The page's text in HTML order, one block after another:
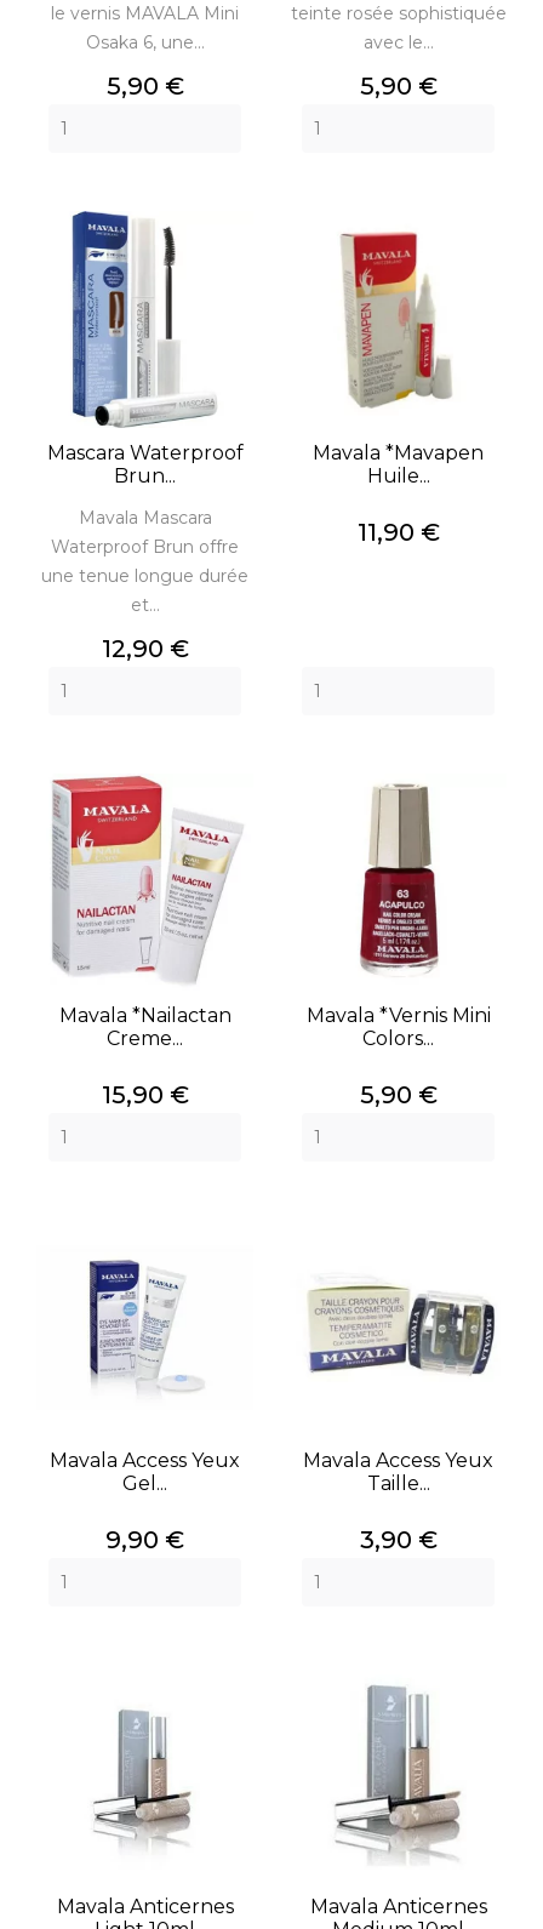
le vernis MAVALA Mini
Osaka 6, une...
Prix
5,90 €
teinte rosée sophistiquée
avec le...
Prix
5,90 €
Mascara Waterproof
Brun...
Mavala Mascara
Waterproof Brun offre
une tenue longue durée
et...
Prix
12,90 €
Mavala *mavapen
Huile...
Prix
11,90 €
Mavala *nailactan
Creme...
Prix
15,90 €
Mavala *vernis Mini
Colors...
Prix
5,90 €
Mavala Access Yeux
Gel...
Prix
9,90 €
Mavala Access Yeux
Taille...
Prix
3,90 €
Mavala Anticernes
Mavala Anticernes